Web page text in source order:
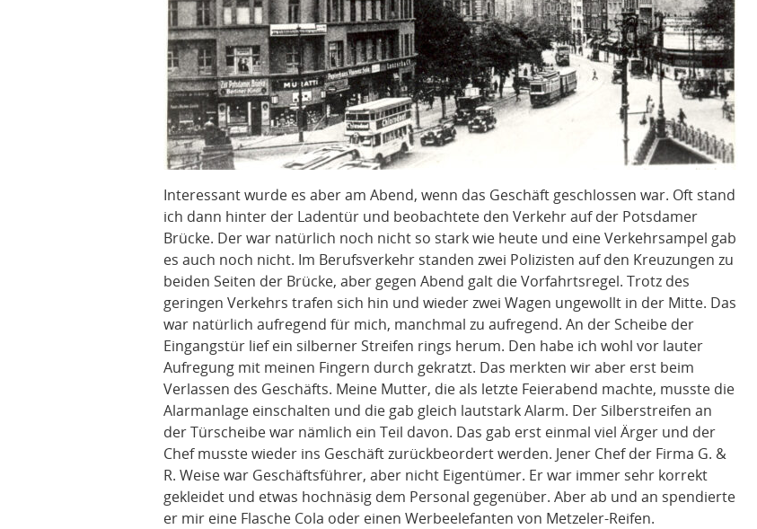
Interessant wurde es aber am Abend, wenn das Geschäft geschlossen war. Oft stand
ich dann hinter der Ladentür und beobachtete den Verkehr auf der Potsdamer
Brücke. Der war natürlich noch nicht so stark wie heute und eine Verkehrsampel gab
es auch noch nicht. Im Berufsverkehr standen zwei Polizisten auf den Kreuzungen zu
beiden Seiten der Brücke, aber gegen Abend galt die Vorfahrtsregel. Trotz des
geringen Verkehrs trafen sich hin und wieder zwei Wagen ungewollt in der Mitte. Das
war natürlich aufregend für mich, manchmal zu aufregend. An der Scheibe der
Eingangstür lief ein silberner Streifen rings herum. Den habe ich wohl vor lauter
Aufregung mit meinen Fingern durch gekratzt. Das merkten wir aber erst beim
Verlassen des Geschäfts. Meine Mutter, die als letzte Feierabend machte, musste die
Alarmanlage einschalten und die gab gleich lautstark Alarm. Der Silberstreifen an
der Türscheibe war nämlich ein Teil davon. Das gab erst einmal viel Ärger und der
Chef musste wieder ins Geschäft zurückbeordert werden. Jener Chef der Firma G. &
R. Weise war Geschäftsführer, aber nicht Eigentümer. Er war immer sehr korrekt
gekleidet und etwas hochnäsig dem Personal gegenüber. Aber ab und an spendierte
er mir eine Flasche Cola oder einen Werbeelefanten von Metzeler-Reifen.